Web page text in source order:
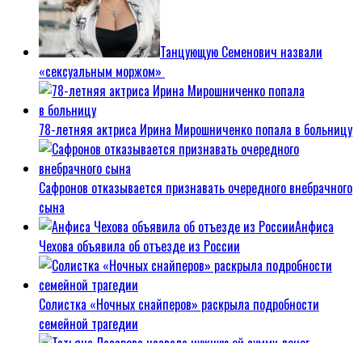
Танцующую Семенович назвали
«сексуальным моржом»
78-летняя актриса Ирина Мирошниченко попала в больницу
Сафронов отказывается признавать очередного внебрачного
сына
Анфиса
Чехова объявила об отъезде из России
Солистка «Ночных снайперов» раскрыла подробности
семейной трагедии